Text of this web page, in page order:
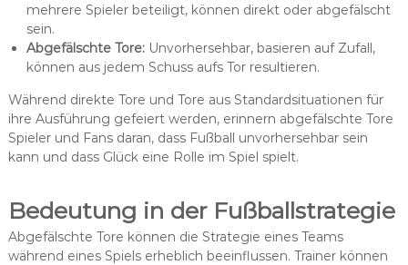
mehrere Spieler beteiligt, können direkt oder abgefälscht
sein.
Abgefälschte Tore:Unvorhersehbar, basieren auf Zufall,
können aus jedem Schuss aufs Tor resultieren.
Während direkte Tore und Tore aus Standardsituationen für
ihre Ausführung gefeiert werden, erinnern abgefälschte Tore
Spieler und Fans daran, dass Fußball unvorhersehbar sein
kann und dass Glück eine Rolle im Spiel spielt.
Bedeutung in der Fußballstrategie
Abgefälschte Tore können die Strategie eines Teams
während eines Spiels erheblich beeinflussen. Trainer können